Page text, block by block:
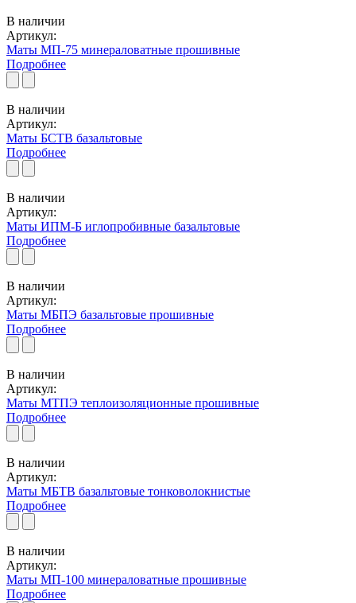
В наличии
Артикул:
Маты МП-75 минераловатные прошивные
Подробнее
В наличии
Артикул:
Маты БСТВ базальтовые
Подробнее
В наличии
Артикул:
Маты ИПМ-Б иглопробивные базальтовые
Подробнее
В наличии
Артикул:
Маты МБПЭ базальтовые прошивные
Подробнее
В наличии
Артикул:
Маты МТПЭ теплоизоляционные прошивные
Подробнее
В наличии
Артикул:
Маты МБТВ базальтовые тонковолокнистые
Подробнее
В наличии
Артикул:
Маты МП-100 минераловатные прошивные
Подробнее